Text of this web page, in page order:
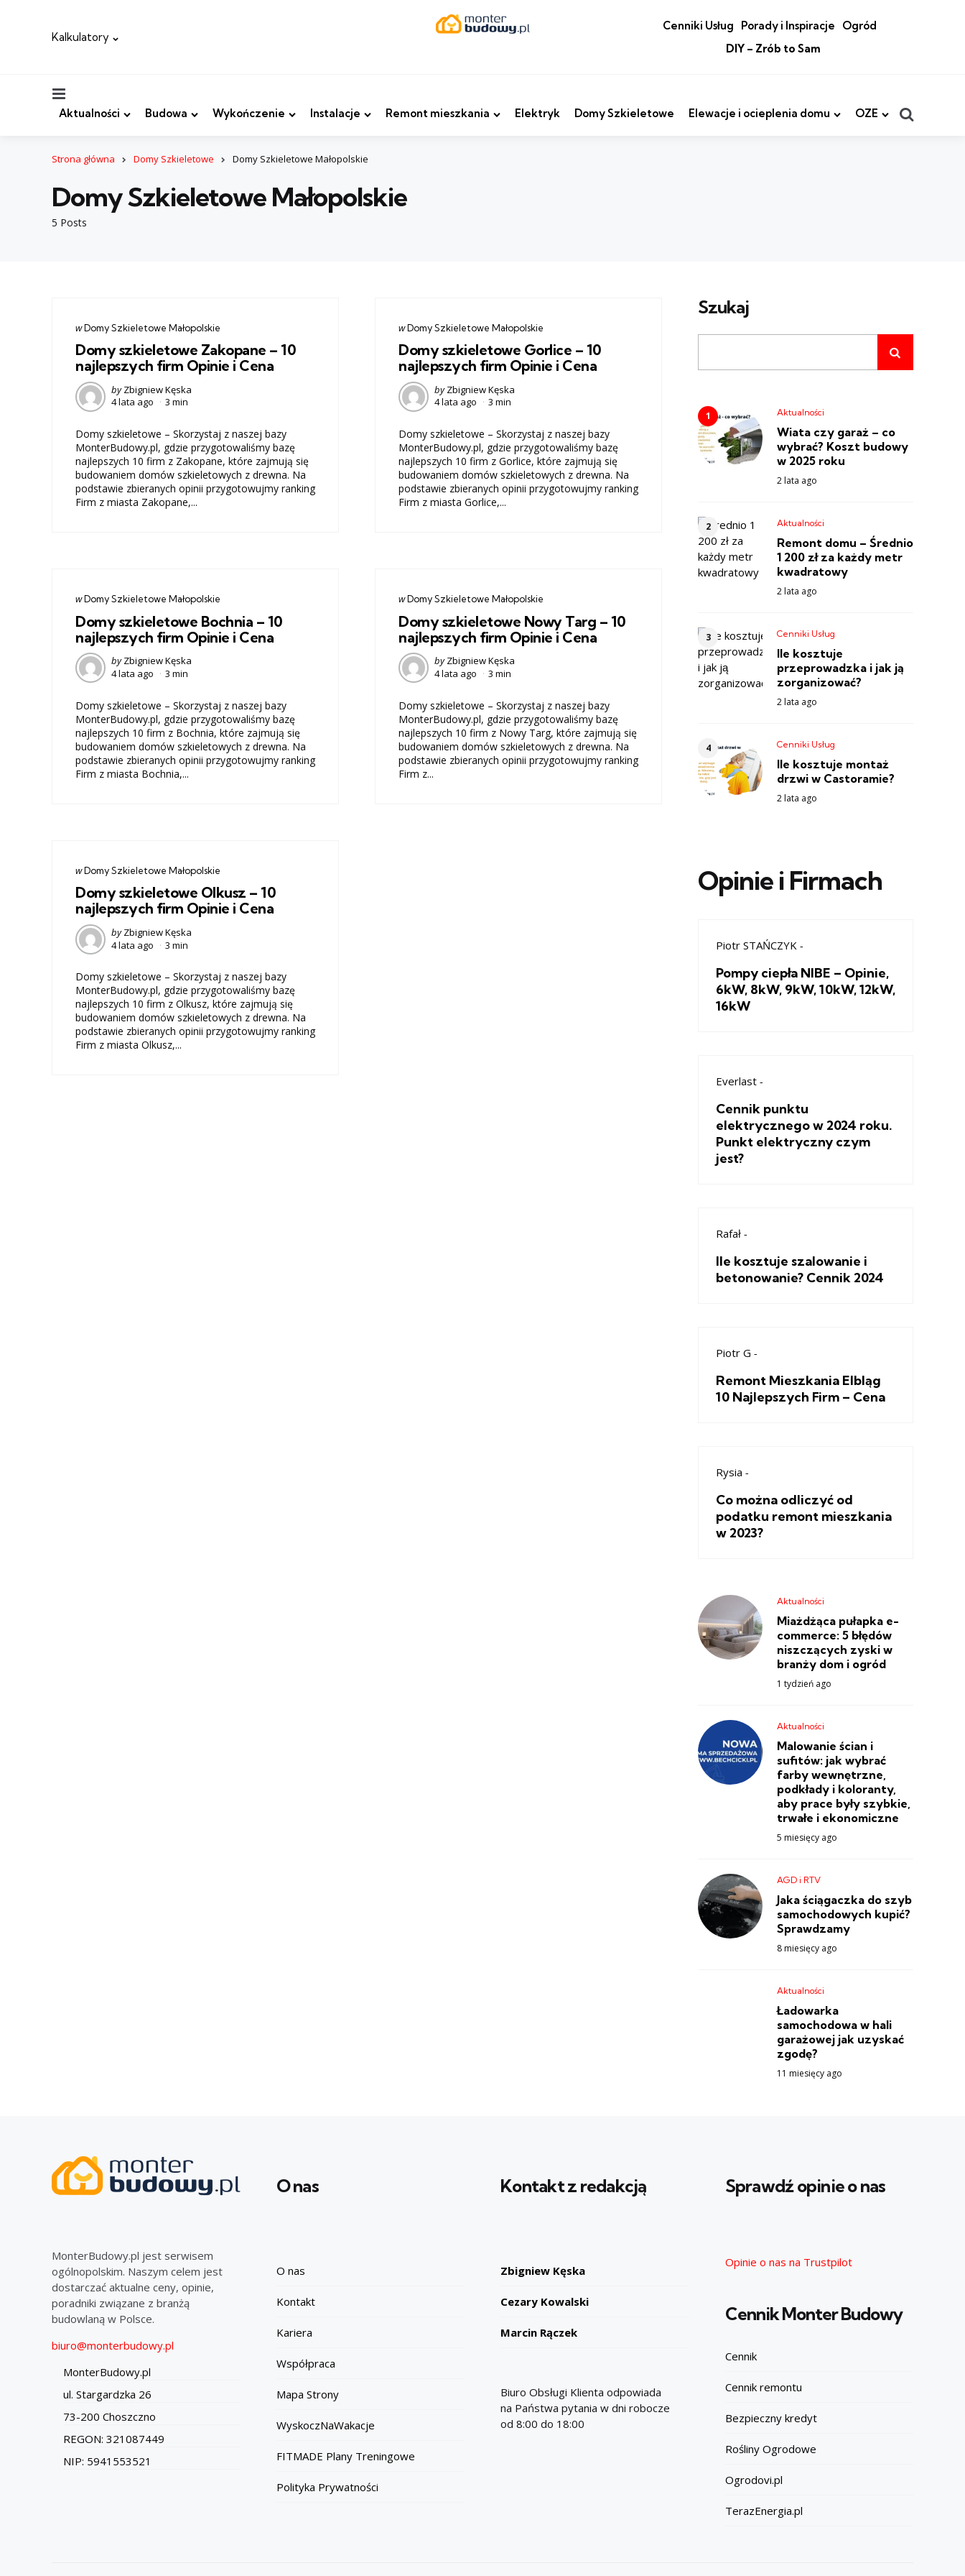
Kalkulatory
Cenniki Usług Porady i Inspiracje
Ogród
DIY – Zrób to Sam
Aktualności Budowa Wykończenie Instalacje Remont mieszkania Elektryk Domy Szkieletowe Elewacje i ocieplenia domu OZE
Strona główna Domy Szkieletowe Domy Szkieletowe Małopolskie
5 Posts
Domy Szkieletowe Małopolskie
Categories
post
wDomy Szkieletowe Małopolskie
Domy szkieletowe Zakopane – 10
najlepszych firm Opinie i Cena
Posted
by
by Zbigniew Kęska
4 lata ago
3 min
Domy szkieletowe – Skorzystaj z naszej bazy
MonterBudowy.pl, gdzie przygotowaliśmy bazę
najlepszych 10 firm z Zakopane, które zajmują się
budowaniem domów szkieletowych z drewna. Na
podstawie zbieranych opinii przygotowujmy ranking
Firm z miasta Zakopane,...
Categories
post
wDomy Szkieletowe Małopolskie
Domy szkieletowe Gorlice – 10
najlepszych firm Opinie i Cena
Posted
by
by Zbigniew Kęska
4 lata ago
3 min
Domy szkieletowe – Skorzystaj z naszej bazy
MonterBudowy.pl, gdzie przygotowaliśmy bazę
najlepszych 10 firm z Gorlice, które zajmują się
budowaniem domów szkieletowych z drewna. Na
podstawie zbieranych opinii przygotowujmy ranking
Firm z miasta Gorlice,...
Categories
post
wDomy Szkieletowe Małopolskie
Domy szkieletowe Bochnia – 10
najlepszych firm Opinie i Cena
Posted
by
by Zbigniew Kęska
4 lata ago
3 min
Domy szkieletowe – Skorzystaj z naszej bazy
MonterBudowy.pl, gdzie przygotowaliśmy bazę
najlepszych 10 firm z Bochnia, które zajmują się
budowaniem domów szkieletowych z drewna. Na
podstawie zbieranych opinii przygotowujmy ranking
Firm z miasta Bochnia,...
Categories
post
wDomy Szkieletowe Małopolskie
Domy szkieletowe Nowy Targ – 10
najlepszych firm Opinie i Cena
Posted
by
by Zbigniew Kęska
4 lata ago
3 min
Domy szkieletowe – Skorzystaj z naszej bazy
MonterBudowy.pl, gdzie przygotowaliśmy bazę
najlepszych 10 firm z Nowy Targ, które zajmują się
budowaniem domów szkieletowych z drewna. Na
podstawie zbieranych opinii przygotowujmy ranking
Firm z...
Categories
post
wDomy Szkieletowe Małopolskie
Domy szkieletowe Olkusz – 10
najlepszych firm Opinie i Cena
Posted
by
by Zbigniew Kęska
4 lata ago
3 min
Domy szkieletowe – Skorzystaj z naszej bazy
MonterBudowy.pl, gdzie przygotowaliśmy bazę
najlepszych 10 firm z Olkusz, które zajmują się
budowaniem domów szkieletowych z drewna. Na
podstawie zbieranych opinii przygotowujmy ranking
Firm z miasta Olkusz,...
Szukaj
Aktualności
Wiata czy garaż – co
wybrać? Koszt budowy
w 2025 roku
2 lata ago
Aktualności
Remont domu – Średnio
1 200 zł za każdy metr
kwadratowy
2 lata ago
Cenniki Usług
Ile kosztuje
przeprowadzka i jak ją
zorganizować?
2 lata ago
Cenniki Usług
Ile kosztuje montaż
drzwi w Castoramie?
2 lata ago
Opinie i Firmach
Piotr STAŃCZYK -
Pompy ciepła NIBE – Opinie,
6kW, 8kW, 9kW, 10kW, 12kW,
16kW
Everlast -
Cennik punktu
elektrycznego w 2024 roku.
Punkt elektryczny czym
jest?
Rafał -
Ile kosztuje szalowanie i
betonowanie? Cennik 2024
Piotr G -
Remont Mieszkania Elbląg
10 Najlepszych Firm – Cena
Rysia -
Co można odliczyć od
podatku remont mieszkania
w 2023?
Aktualności
Miażdżąca pułapka e-
commerce: 5 błędów
niszczących zyski w
branży dom i ogród
1 tydzień ago
Aktualności
Malowanie ścian i
sufitów: jak wybrać
farby wewnętrzne,
podkłady i koloranty,
aby prace były szybkie,
trwałe i ekonomiczne
5 miesięcy ago
AGD i RTV
Jaka ściągaczka do szyb
samochodowych kupić?
Sprawdzamy
8 miesięcy ago
Aktualności
Ładowarka
samochodowa w hali
garażowej jak uzyskać
zgodę?
11 miesięcy ago
MonterBudowy.pl jest serwisem
ogólnopolskim. Naszym celem jest
dostarczać aktualne ceny, opinie,
poradniki związane z branżą
budowlaną w Polsce.
biuro@monterbudowy.pl
MonterBudowy.pl
ul. Stargardzka 26
73-200 Choszczno
REGON: 321087449
NIP: 5941553521
O nas
O nas
Kontakt
Kariera
Współpraca
Mapa Strony
WyskoczNaWakacje
FITMADE Plany Treningowe
Polityka Prywatności
Kontakt z redakcją
Zbigniew Kęska
Cezary Kowalski
Marcin Rączek
Biuro Obsługi Klienta odpowiada
na Państwa pytania w dni robocze
od 8:00 do 18:00
Sprawdź opinie o nas
Opinie o nas na Trustpilot
Cennik Monter Budowy
Cennik
Cennik remontu
Bezpieczny kredyt
Rośliny Ogrodowe
Ogrodovi.pl
TerazEnergia.pl